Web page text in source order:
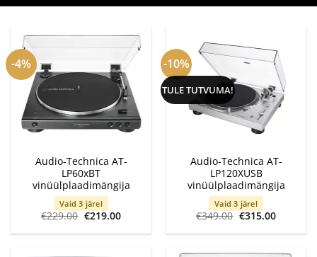
-4%
Audio-Technica AT-
LP60xBT
vinüülplaadimängija
Vaid 3 järel
€229.00 Algne
oli:
€219.00Current
is:
-10%
TULE TUTVUMA!
Audio-Technica AT-
LP120XUSB
vinüülplaadimängija
Vaid 3 järel
€349.00 Algne
oli:
€315.00Current
is: